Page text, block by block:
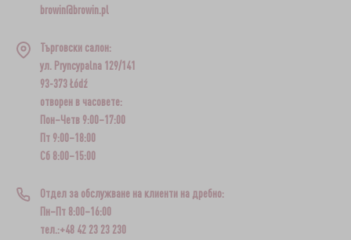
browin@browin.pl
Търговски салон:
ул. Pryncypalna 129/141
93-373 Łódź
отворен в часовете:
Пон–Четв 9:00–17:00
Пт 9:00–18:00
Сб 8:00–15:00
Отдел за обслужване на клиенти на дребно:
Пн–Пт 8:00–16:00
тел.:+48 42 23 23 230